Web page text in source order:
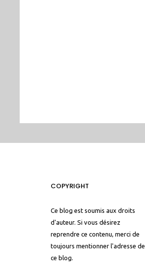
COPYRIGHT
Ce blog est soumis aux droits
d'auteur. Si vous désirez
reprendre ce contenu, merci de
toujours mentionner l'adresse de
ce blog.